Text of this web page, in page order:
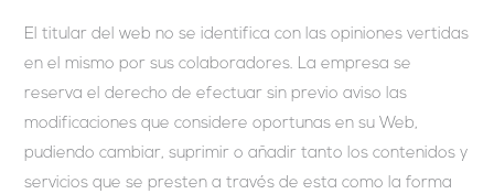
El titular del web no se identifica con las opiniones vertidas
en el mismo por sus colaboradores. La empresa se
reserva el derecho de efectuar sin previo aviso las
modificaciones que considere oportunas en su Web,
pudiendo cambiar, suprimir o añadir tanto los contenidos y
servicios que se presten a través de esta como la forma